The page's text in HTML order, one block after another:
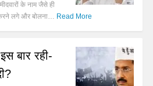
के नाम जैसे ही
लगे और बोलना… Read More
बार रही-